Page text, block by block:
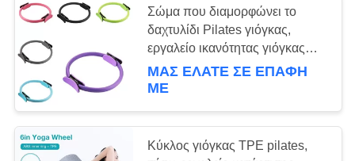
Σώμα που διαμορφώνει το
δαχτυλίδι Pilates γιόγκας,
εργαλείο ικανότητας γιόγκας
ασκήσεων δαχτυλιδιών κύκλων
Pilates
ΜΑΣ ΕΛΆΤΕ ΣΕ ΕΠΑΦΉ
ΜΕ
Κύκλος γιόγκας TPE pilates,